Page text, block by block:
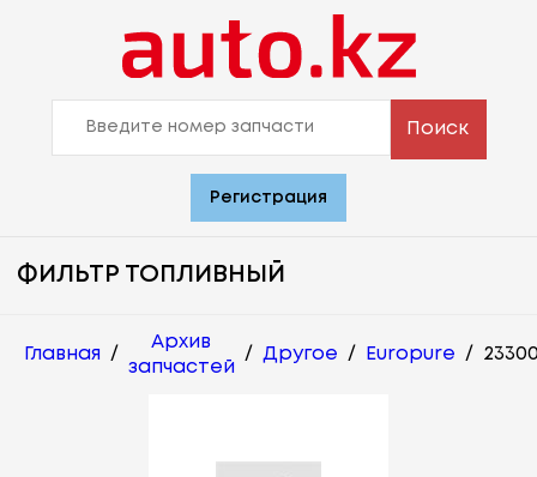
Поиск
Регистрация
ФИЛЬТР ТОПЛИВНЫЙ
Главная /
Архив
запчастей
/ Другое / Europure /